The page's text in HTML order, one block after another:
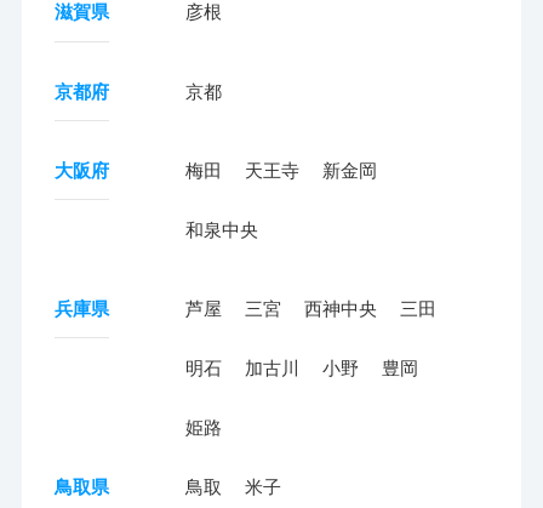
滋賀県 彦根
京都府 京都
大阪府 梅田 天王寺 新金岡
和泉中央
兵庫県 芦屋 三宮 西神中央 三田
明石 加古川 小野 豊岡
姫路
鳥取県 鳥取 米子